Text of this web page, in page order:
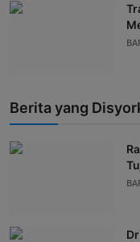
Berita yang